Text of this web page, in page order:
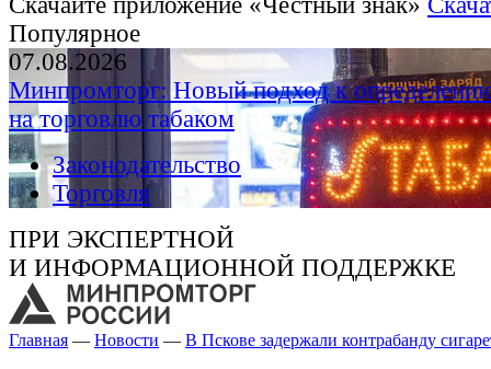
Популярное
07.08.2026
Минпромторг: Новый подход к
на торговлю табаком
Законодательство
Торговля
ПРИ ЭКСПЕРТНОЙ
И ИНФОРМАЦИОННОЙ ПОДДЕРЖКЕ
Главная — Новости — В Пскове задержали контрабанду